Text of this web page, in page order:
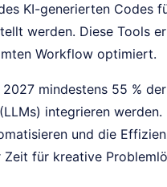
KI-generierten Codes
werden. Diese Tools
Workflow optimiert.
mindestens 55 %
integrieren
und die
für kreative